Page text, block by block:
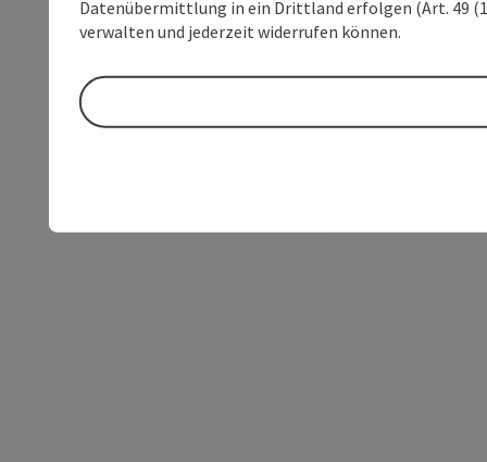
Datenübermittlung in ein Drittland erfolgen (Art. 49
verwalten und jederzeit widerrufen können.